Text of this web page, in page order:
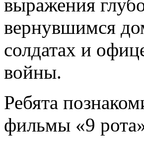
выражения
вернувшимся
солдатах и
войны.
Ребята
фильмы «9